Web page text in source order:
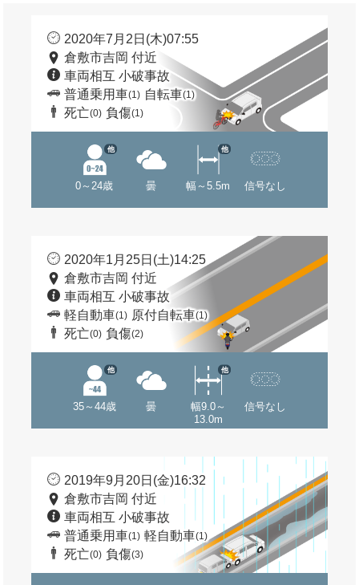
2020年7月2日(木)07:55
倉敷市吉岡 付近
車両相互 小破事故
普通乗用車(1) 自転車(1)
死亡(0) 負傷(1)
0～24歳
他
曇 幅～5.5m
他
信号なし
2020年1月25日(土)14:25
倉敷市吉岡 付近
車両相互 小破事故
軽自動車(1) 原付自転車(1)
死亡(0) 負傷(2)
35～44歳
他
曇
幅9.0～
13.0m
他
信号なし
2019年9月20日(金)16:32
倉敷市吉岡 付近
車両相互 小破事故
普通乗用車(1) 軽自動車(1)
死亡(0) 負傷(3)